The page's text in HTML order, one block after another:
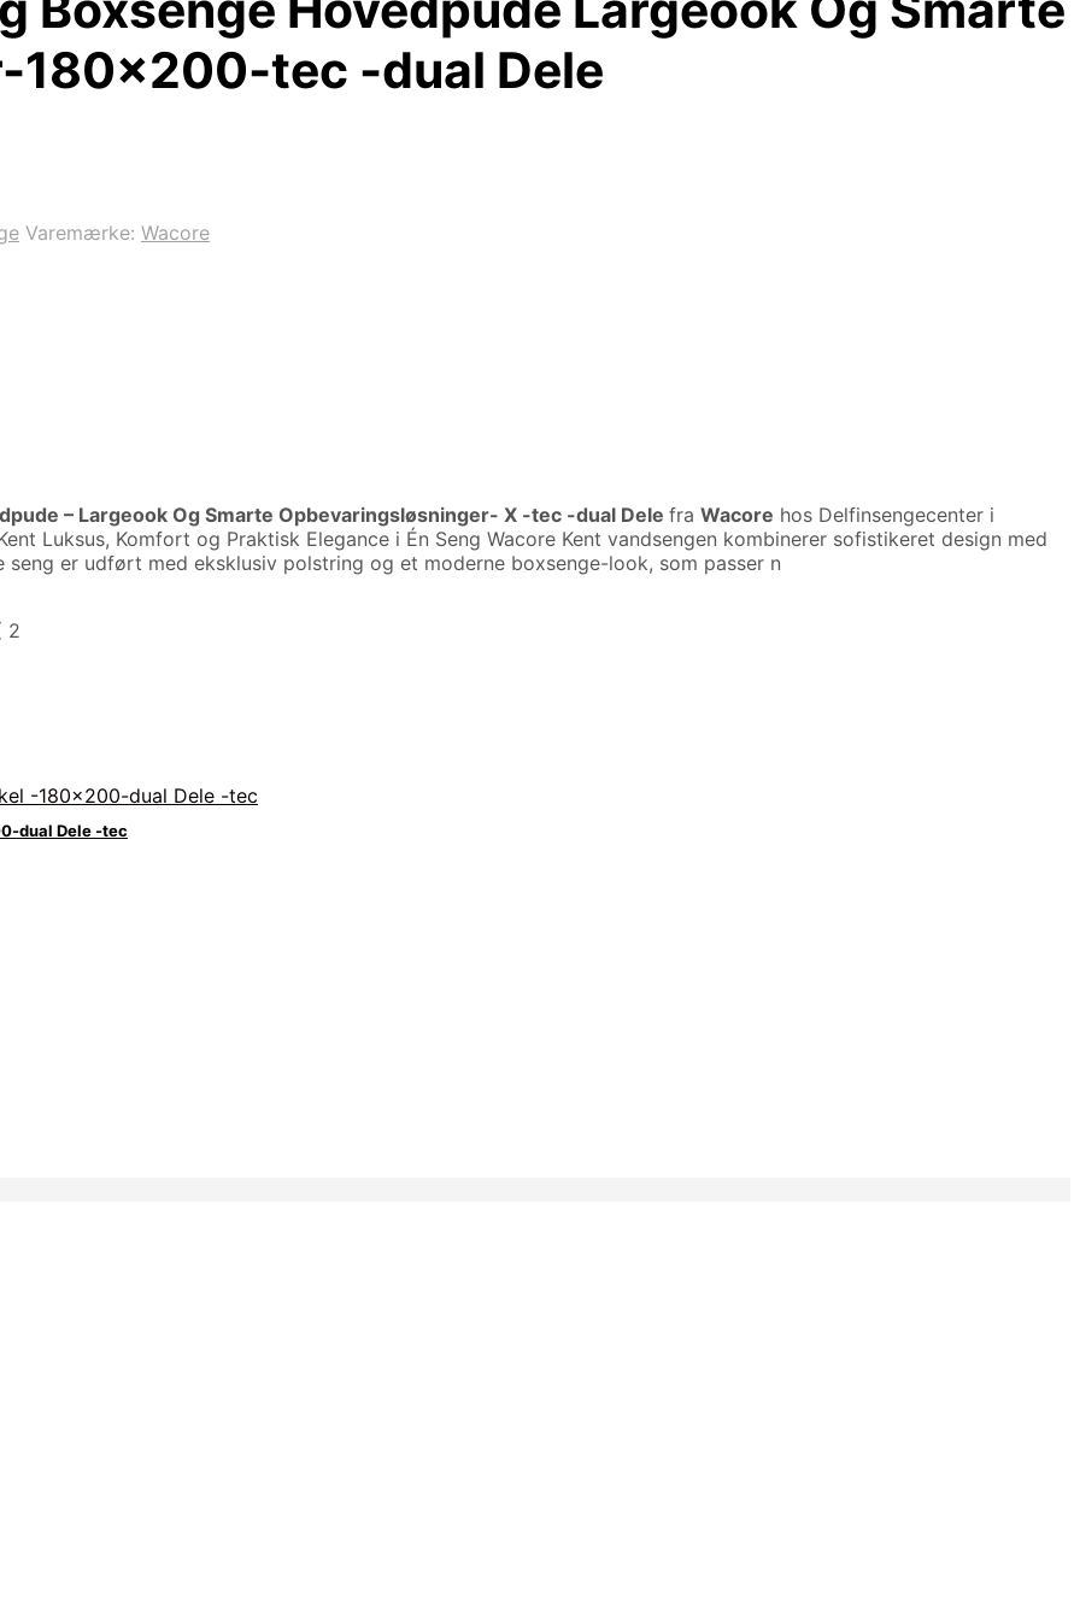
180×200-tec -dual Dele
Varemærke: Wacore
– Largeook Og Smarte Opbevaringsløsninger- X -tec -dual Dele fra Wacore hos Delfinsengecenter i
Luksus, Komfort og Praktisk Elegance i Én Seng Wacore Kent vandsengen kombinerer sofistikeret design med
er udført med eksklusiv polstring og et moderne boxsenge-look, som passer n
2
dual Dele -tec